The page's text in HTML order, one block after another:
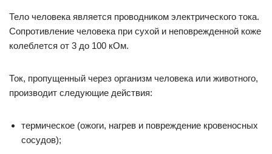
Тело человека является проводником электрического тока.
Сопротивление человека при сухой и неповрежденной коже
колеблется от 3 до 100 кОм.
Ток, пропущенный через организм человека или животного,
производит следующие действия:
термическое (ожоги, нагрев и повреждение кровеносных
сосудов);